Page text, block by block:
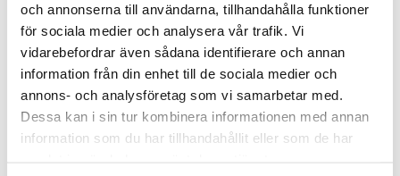
och annonserna till användarna, tillhandahålla funktioner
för sociala medier och analysera vår trafik. Vi
vidarebefordrar även sådana identifierare och annan
information från din enhet till de sociala medier och
annons- och analysföretag som vi samarbetar med.
Dessa kan i sin tur kombinera informationen med annan
information som du har tillhandahållit eller som de har